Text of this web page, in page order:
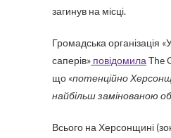
загинув на місці.
Громадська організація
саперів» повідомила The
що «потенційно
найбільш замінованою
Всього на Херсонщині